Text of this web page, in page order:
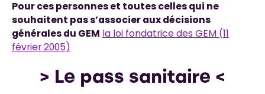
Pour ces personnes et toutes celles qui ne
souhaitent pas s’associer aux décisions
générales du GEM la loi fondatrice des GEM (11
février 2005)
> Le pass sanitaire <